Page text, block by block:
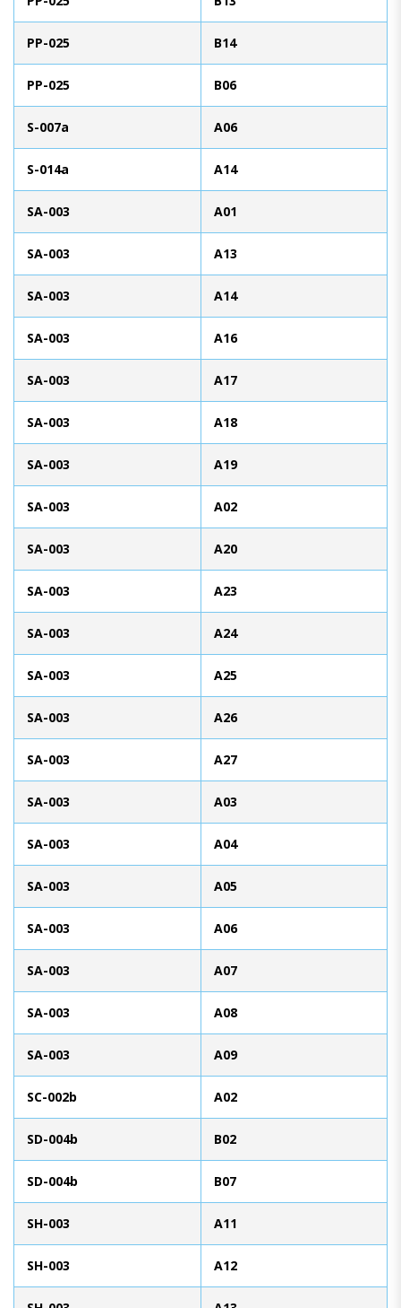
PP-025 B14
PP-025 B06
S-007a A06
S-014a A14
SA-003 A01
SA-003 A13
SA-003 A14
SA-003 A16
SA-003 A17
SA-003 A18
SA-003 A19
SA-003 A02
SA-003 A20
SA-003 A23
SA-003 A24
SA-003 A25
SA-003 A26
SA-003 A27
SA-003 A03
SA-003 A04
SA-003 A05
SA-003 A06
SA-003 A07
SA-003 A08
SA-003 A09
SC-002b A02
SD-004b B02
SD-004b B07
SH-003 A11
SH-003 A12